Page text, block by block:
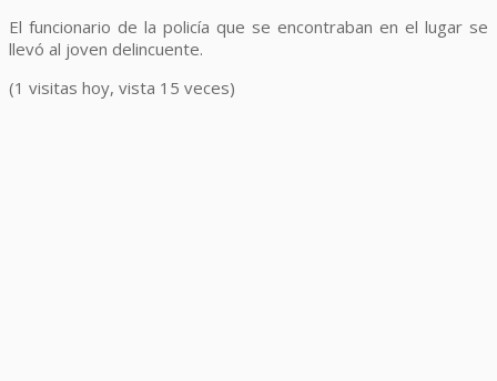
El funcionario de la policía que se encontraban en el lugar se
llevó al joven delincuente.
(1 visitas hoy, vista 15 veces)